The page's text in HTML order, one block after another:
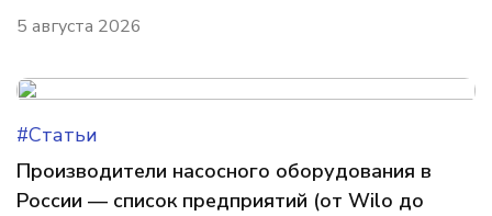
5 августа 2026
#Статьи
Производители насосного оборудования в
России — список предприятий (от Wilo до